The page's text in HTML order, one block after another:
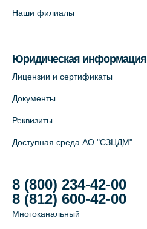
Наши филиалы
Юридическая информация
Лицензии и сертификаты
Документы
Реквизиты
Доступная среда АО "СЗЦДМ"
8 (800) 234-42-00
8 (812) 600-42-00
Многоканальный